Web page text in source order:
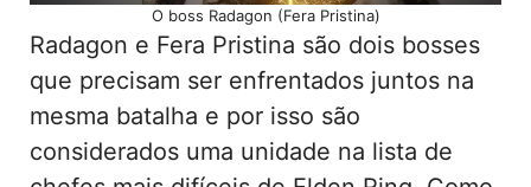
O boss Radagon (Fera Pristina)
Radagon e Fera Pristina são dois bosses
que precisam ser enfrentados juntos na
mesma batalha e por isso são
considerados uma unidade na lista de